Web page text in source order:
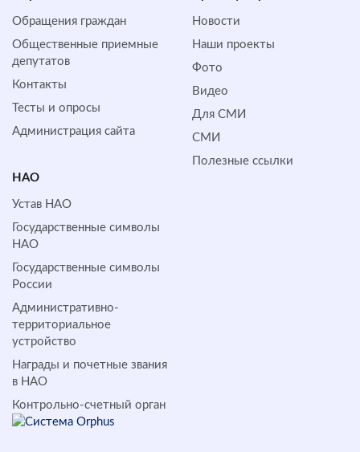
Обращения граждан
Общественные приемные
депутатов
Контакты
Тесты и опросы
Администрация сайта
Новости
Наши проекты
Фото
Видео
Для СМИ
СМИ
Полезные ссылки
НАО
Устав НАО
Государственные символы
НАО
Государственные символы
России
Административно-
территориальное
устройство
Награды и почетные звания
в НАО
Контрольно-счетный орган